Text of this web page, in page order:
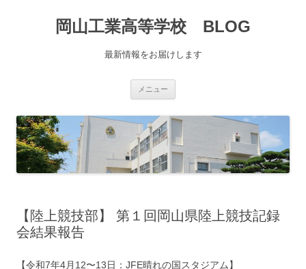
岡山工業高等学校 BLOG
最新情報をお届けします
メニュー
【陸上競技部】 第１回岡山県陸上競技記録
会結果報告
【令和7年4月12〜13日：JFE晴れの国スタジアム】